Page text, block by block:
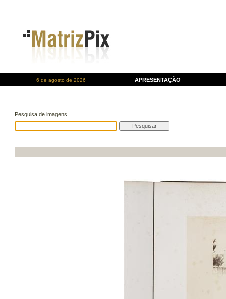
6 de agosto de 2026 APRESENTAÇÃO
Pesquisa de imagens